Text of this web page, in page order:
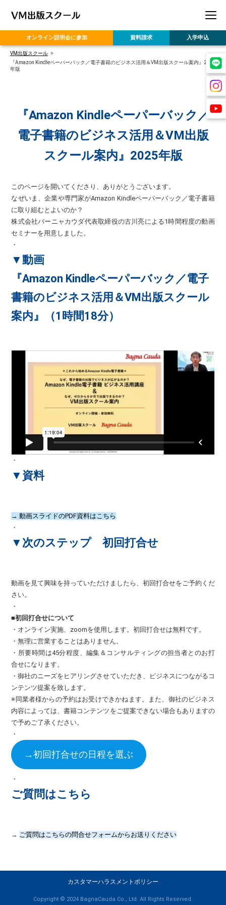
オンライン説明会に参加 資料請求 入学申込
VM出版スクール
『Amazon Kindleペーパーバック／電子書籍のビジネス活用＆VM出版スクール案内』2025
年版
『Amazon Kindleペーパーバック／
電子書籍のビジネス活用＆VM出版
スクール案内』2025年版
このページを開いてくださり、ありがとうございます。
なぜいま、企業や専門家がAmazon Kindleペーパーバック／電子書籍
に取り組むとよいのか？
株式会社バーニャカウダ代表取締役の古川亮による1時間程度の動画
セミナーを用意しました。
・
▼動画
『Amazon Kindleペーパーバック／電子
書籍のビジネス活用＆VM出版スクール
案内』
（1時間18分）
・
▼資料
→動画スライドのPDF資料はこちら
・
▼次のステップ 初回打合せ
動画を見て興味を持っていただけましたら、初回打合せをご予約くだ
さい。
・
■初回打合せについて
・オンライン実施、zoomを使用します。初回打合せは無料です。
・無理に営業することはありません。
・所要時間は45分程度、編集＆コンサルティングの担当者とのお打
合せになります。
・御社のニーズをヒアリングさせていただき、ビジネスにつながるコ
ンテンツ提案を致します。
※同業者様からの予約はお受けできかねます。また、御社のビジネス
内容によっては、書籍コンテンツをご提案できない場合もありますの
で予めご了承ください。
・
→初回打合せの日程を選ぶ
・
ご質問はこちら
→ ご質問はこちらの問合せフォームからお送りください
カスタマーハラスメントポリシー
Copyright © 2024 BagnaCauda Co., Ltd. All Rights Reserved.